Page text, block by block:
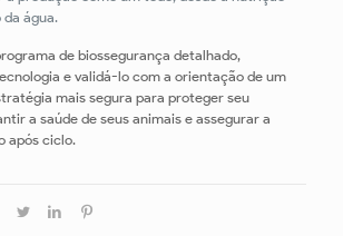
água.
de biossegurança detalhado,
e validá-lo com a orientação de um
mais segura para proteger seu
a saúde de seus animais e assegurar a
após ciclo.